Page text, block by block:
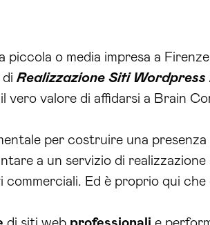
o media impresa a
Realizzazione Siti Wordpress
vero valore di affidarsi a Brain
per costruire una
a un servizio di
Ed è proprio qui